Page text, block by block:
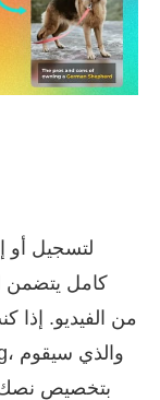
لتسجيل أو
كامل يتضمن
من الفيديو. إذا
بتخصيص نصك